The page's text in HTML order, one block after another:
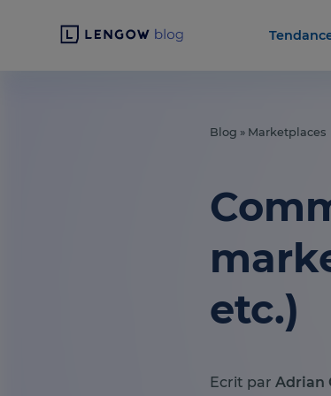
Blog » Marketplaces
etc.)
Ecrit par Adrian